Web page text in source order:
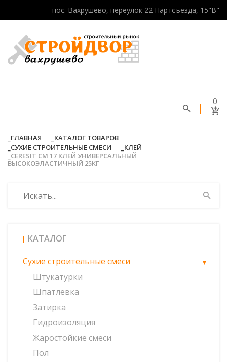
пос. Вахрушево, переулок 22 Партсъезда, 15"В"
0
ГЛАВНАЯ
КАТАЛОГ ТОВАРОВ
СУХИЕ СТРОИТЕЛЬНЫЕ СМЕСИ
КЛЕЙ
CERESIT CM 17 КЛЕЙ УНИВЕРСАЛЬНЫЙ
ВЫСОКОЭЛАСТИЧНЫЙ 25КГ
КАТАЛОГ
Сухие строительные смеси
Штукатурки
Шпатлевка
Затирка
Гидроизоляция
Жаростойкие смеси
Пол